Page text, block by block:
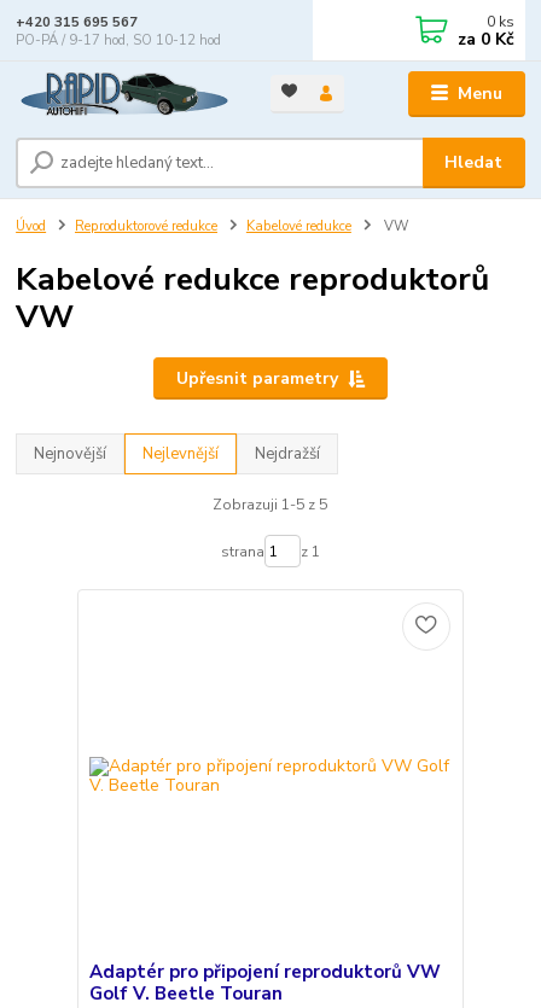
Menu
Hledat
+420 315 695 567
PO-PÁ / 9-17 hod, SO 10-12 hod
0 ks
za 0 Kč
Úvod Reproduktorové redukce Kabelové redukce VW
Kabelové redukce reproduktorů
VW
Upřesnit parametry
Nejnovější Nejlevnější Nejdražší
Zobrazuji 1-5 z 5
strana z 1
Adaptér pro připojení reproduktorů VW
Golf V. Beetle Touran